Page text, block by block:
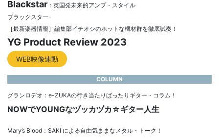
Blackstar ：英国発未来的アンプ・スタイル
ブラックスター
［最新楽器情報］編集部イチオシのホットな機材群を徹底試奏！
YG Product Review 2023
WEB映像連動
COLUMN
グランロデオ：e-ZUKAの行き当たりばったりギター・コラム！
NOWでYOUNGなヅッカヅカ☆ギター人生
Mary’s Blood：SAKI による自由気ままなメタル・トーク！